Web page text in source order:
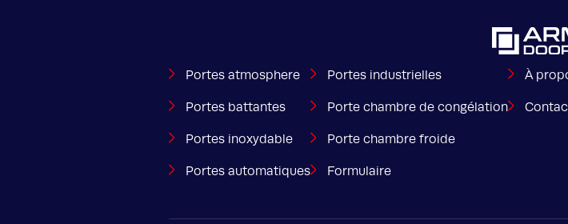
Portes atmosphere
Portes battantes
Portes inoxydable
Portes automatiques
Portes industrielles
Porte chambre de congélation
Porte chambre froide
Formulaire
À